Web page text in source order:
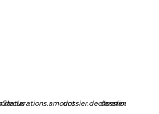
dossier.declarations.currency